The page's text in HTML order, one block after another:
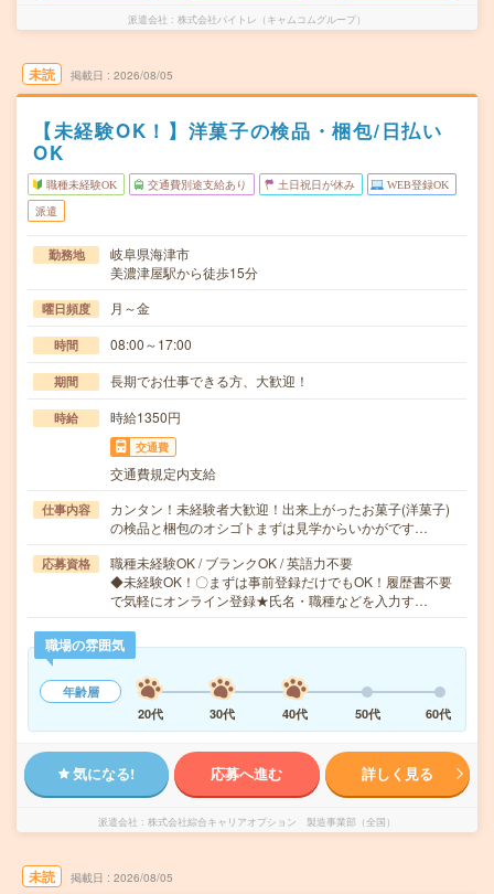
派遣会社 株式会社バイトレ（キャムコムグループ）
未読 掲載日 2026/08/05
【未経験OK！】洋菓子の検品・梱包/日払い
OK
職種未経験OK 交通費別途支給あり 土日祝日が休み WEB登録OK
派遣
勤務地
岐阜県海津市
美濃津屋駅から徒歩15分
曜日頻度 月～金
時間 08:00～17:00
期間 長期でお仕事できる方、大歓迎！
時給 時給1350円
交通費
交通費規定内支給
仕事内容
カンタン！未経験者大歓迎！出来上がったお菓子(洋菓子)
の検品と梱包のオシゴトまずは見学からいかがです…
応募資格
職種未経験OK / ブランクOK / 英語力不要
◆未経験OK！〇まずは事前登録だけでもOK！履歴書不要
で気軽にオンライン登録★氏名・職種などを入力す…
職場の雰囲気
年齢層
20代
30代 40代 50代 60代
気になる! 応募へ進む 詳しく見る
派遣会社 株式会社綜合キャリアオプション 製造事業部（全国）
未読 掲載日 2026/08/05